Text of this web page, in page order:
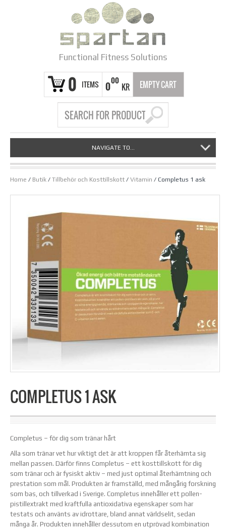
Functional Fitness Solutions
0 ITEMS 000
KR EMPTY CART
NAVIGATE TO...
Home / Butik / Tillbehör och Kosttillskott / Vitamin / Completus 1 ask
COMPLETUS 1 ASK
Completus – för dig som tränar hårt
Alla som tränar vet hur viktigt det är att kroppen får återhämta sig
mellan passen. Därför finns Completus – ett kosttillskott för dig
som tränar och är fysiskt aktiv – med just optimal återhämtning och
prestation som mål. Produkten är framställd, med mångårig forskning
som bas, och tillverkad i Sverige. Completus innehåller ett pollen-
pistillextrakt med kraftfulla antioxidativa egenskaper som har
testats och använts av idrottare, bland annat världselit, sedan
många år. Produkten innehåller dessutom en utprövad kombination